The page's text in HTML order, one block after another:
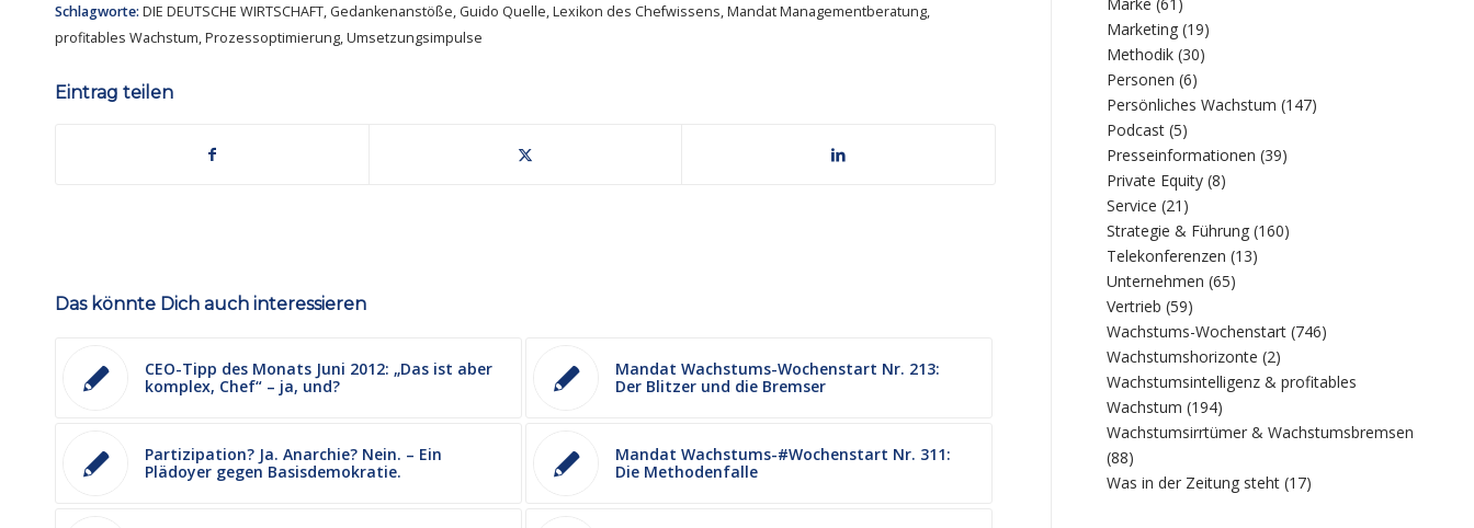
Schlagworte: DIE DEUTSCHE WIRTSCHAFT, Gedankenanstöße, Guido Quelle,Lexikon des Chefwissens,Mandat Managementberatung,
profitables Wachstum,Prozessoptimierung,Umsetzungsimpulse
Eintrag teilen
Das könnte Dich auch interessieren
CEO-Tipp des Monats Juni 2012: „Das ist aber
komplex, Chef“ – ja, und?
Mandat Wachstums-Wochenstart Nr. 213:
Der Blitzer und die Bremser
Partizipation? Ja. Anarchie? Nein. – Ein
Plädoyer gegen Basisdemokratie.
Mandat Wachstums-#Wochenstart Nr. 311:
Die Methodenfalle
Marketing (19)
Methodik (30)
Personen (6)
Persönliches Wachstum (147)
Podcast (5)
Presseinformationen (39)
Private Equity (8)
Service (21)
Strategie & Führung (160)
Telekonferenzen (13)
Unternehmen (65)
Vertrieb (59)
Wachstums-Wochenstart (746)
Wachstumshorizonte (2)
Wachstumsintelligenz & profitables
Wachstum (194)
Wachstumsirrtümer & Wachstumsbremsen
(88)
Was in der Zeitung steht (17)